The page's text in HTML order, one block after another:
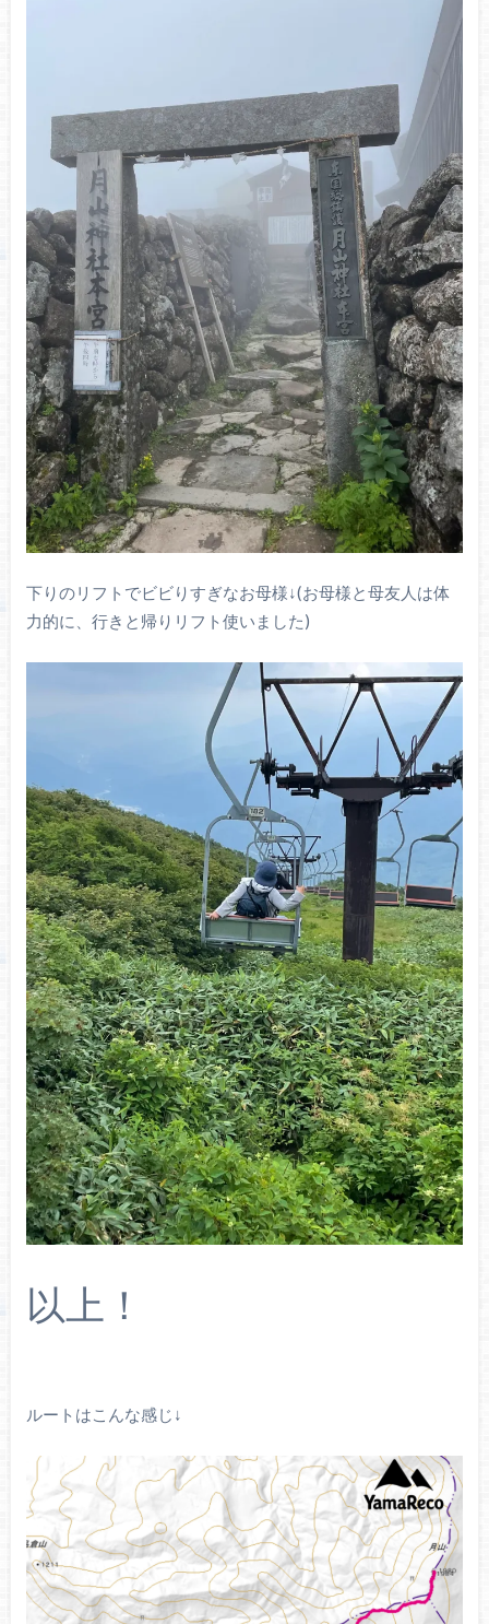
下りのリフトでビビりすぎなお母様↓(お母様と母友人は体
力的に、行きと帰りリフト使いました)
以上！
ルートはこんな感じ↓